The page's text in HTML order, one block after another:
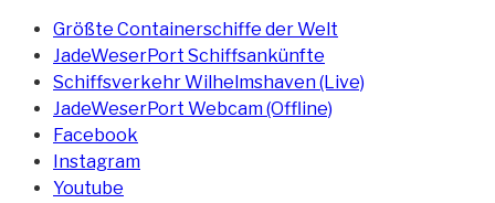
Größte Containerschiffe der Welt
JadeWeserPort Schiffsankünfte
Schiffsverkehr Wilhelmshaven (Live)
JadeWeserPort Webcam (Offline)
Facebook
Instagram
Youtube